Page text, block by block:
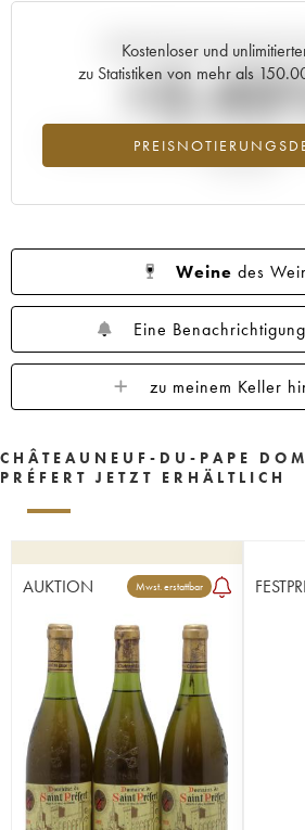
Kostenloser und
zu Statistiken von mehr als
Aktuelle Entwicklung der
Preisanstiegs des Jahrgangs 2010 im Jahr
Weine des
Eine
zu meinem Keller
CHÂTEAUNEUF-DU-PAPE
PRÉFERT JETZT ERHÄLTLICH
AUKTION Mwst. erstattbar